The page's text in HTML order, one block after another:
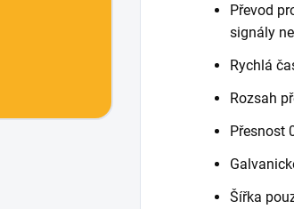
Převod
signály
Rychlá
Rozsah
Přesnost
Šířka